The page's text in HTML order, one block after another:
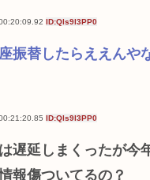
ID:Qls9l3PP0
振替したらええんや
ID:Qls9l3PP0
遅延しまくったが今
報傷ついてるの？